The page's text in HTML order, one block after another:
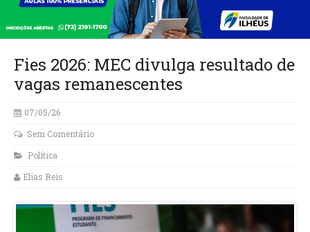
Fies 2026: MEC divulga resultado de
vagas remanescentes
07/05/26
Sem Comentário
Política
Elias Reis